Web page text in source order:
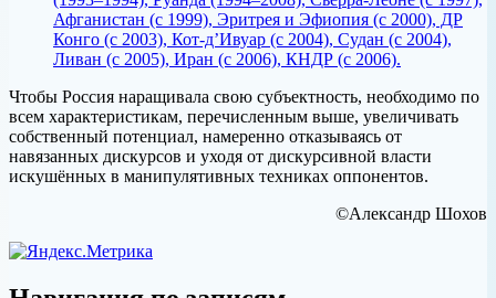
Афганистан (с 1999), Эритрея и Эфиопия (с 2000), ДР
Конго (с 2003), Кот-д’Ивуар (с 2004), Судан (с 2004),
Ливан (с 2005), Иран (с 2006), КНДР (с 2006).
Чтобы Россия наращивала свою субъектность, необходимо по
всем характеристикам, перечисленным выше, увеличивать
собственный потенциал, намеренно отказываясь от
навязанных дискурсов и уходя от дискурсивной власти
искушённых в манипулятивных техниках оппонентов.
©Александр Шохов